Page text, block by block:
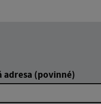
adresa (povinné)